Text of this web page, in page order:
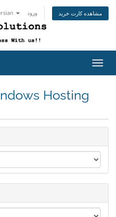
ورود مشاهده کارت خرید
Hosting